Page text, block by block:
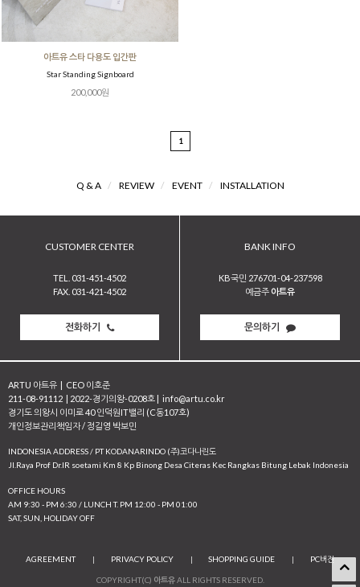
아트유 스타 다용도 입간판
Star Standing Signboard
200,000원
1
Q & A / REVIEW / EVENT / INSTALLATION
CUSTOMER CENTER
TEL. 031-451-4502
FAX. 031-421-4502
전화하기
BANK INFO
KB국민 276701-04-237598
예금주 아트유
문의하기
ARTU 아트유 | CEO 이호준
211-08-91112 | 2022-경기의왕-0208호 | info@artu.co.kr
경기도 의왕시 이미로 40 인덕원IT밸리 (C동107호)
개인정보관리책임자 / 정길영 박보민
INDONESIA ADDRESS / PT KODANARINDO (주)코다나린도
JI.Raya Prof Dr.IR soetami Km 8 Kp Binong Desa Citeras Kec Rangkas Bitung Lebak Indonesia
OFFICE HOURS
AM 9:30 - PM 6:30 / LUNCH T. PM 12:00 - PM 01:00
SAT, SUN, HOLIDAY OFF
AGREEMENT | PRIVACY POLICY | SHOPPING GUIDE | PC버전
COPYRIGHT(C) 아트유ALL RIGHTS RESERVED.